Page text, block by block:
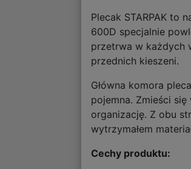
Plecak STARPAK to
600D specjalnie
przetrwa w każdych
przednich kieszeni.
Główna komora
pojemna. Zmieści
organizację. Z obu
wytrzymałem
Cechy produktu: